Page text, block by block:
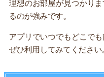
理想のお部屋が見つかり
るのが強みです。
アプリでいつでもどこで
ぜひ利用してみてください